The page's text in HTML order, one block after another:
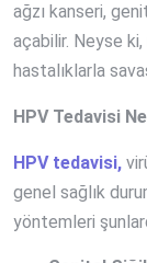
ağzı kanseri,
açabilir. Neyse
hastalıklarla
HPV Tedavisi
HPV tedavisi,
genel sağlık
yöntemleri